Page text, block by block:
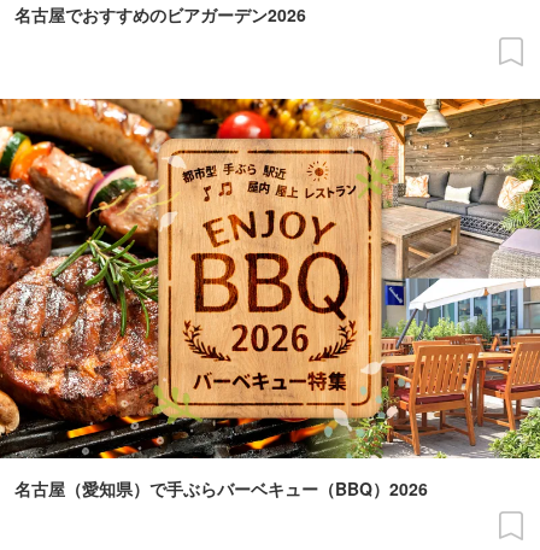
名古屋でおすすめのビアガーデン2026
名古屋（愛知県）で手ぶらバーベキュー（BBQ）2026